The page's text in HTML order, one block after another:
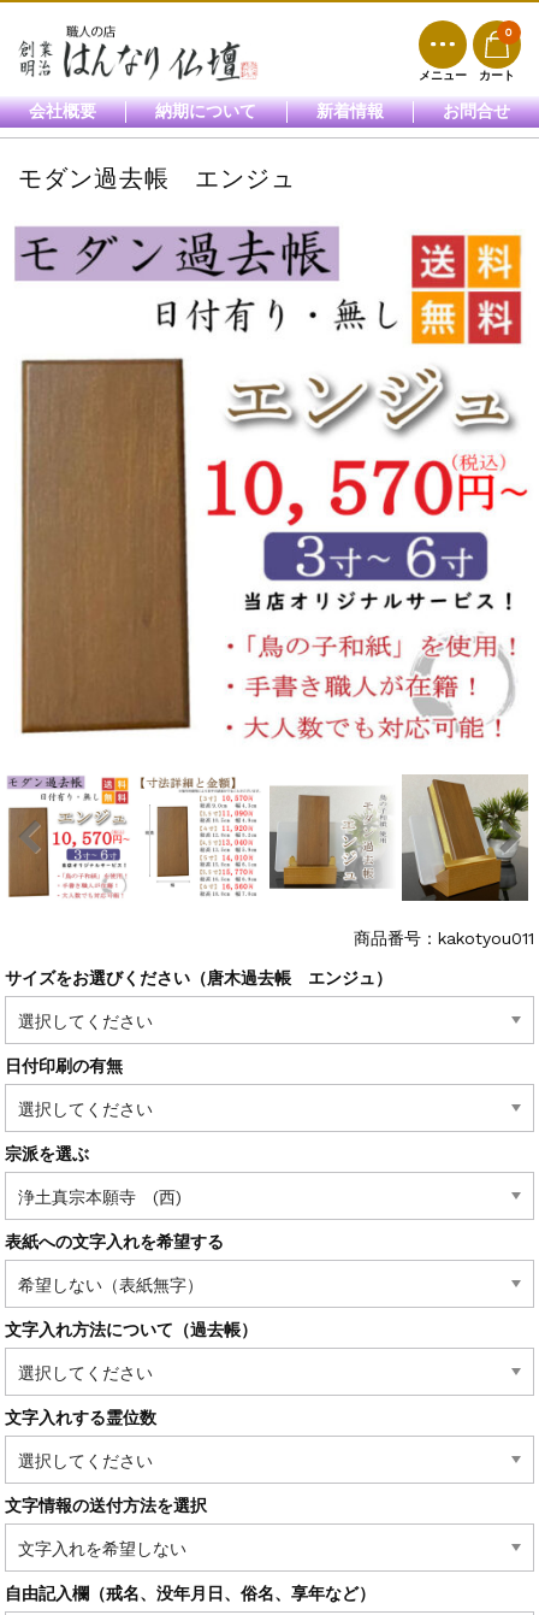
0
カート
メニュー
会社概要 納期について 新着情報 お問合せ
モダン過去帳 エンジュ
商品番号：kakotyou011
サイズをお選びください（唐木過去帳 エンジュ）
日付印刷の有無
宗派を選ぶ
表紙への文字入れを希望する
文字入れ方法について（過去帳）
文字入れする霊位数
文字情報の送付方法を選択
自由記入欄（戒名、没年月日、俗名、享年など）